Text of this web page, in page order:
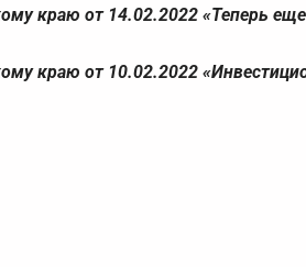
краю от 14.02.2022 «Теперь
краю от 10.02.2022